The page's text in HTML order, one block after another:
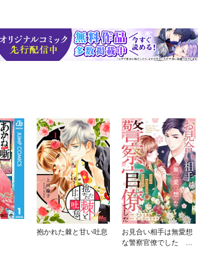
抱かれた棘と甘い吐息
お見合い相手は無愛想
な警察官僚でした ～